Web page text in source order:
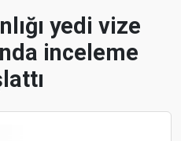
yedi vize
inceleme